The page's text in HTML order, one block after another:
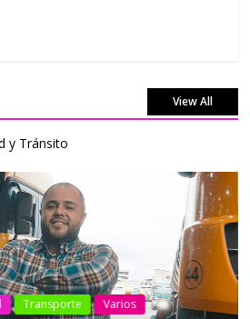
View All
y Tránsito
Transporte Varios